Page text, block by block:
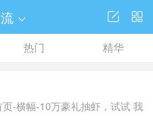
 

热门 精华
-横幅-10万豪礼抽虾，试试 我